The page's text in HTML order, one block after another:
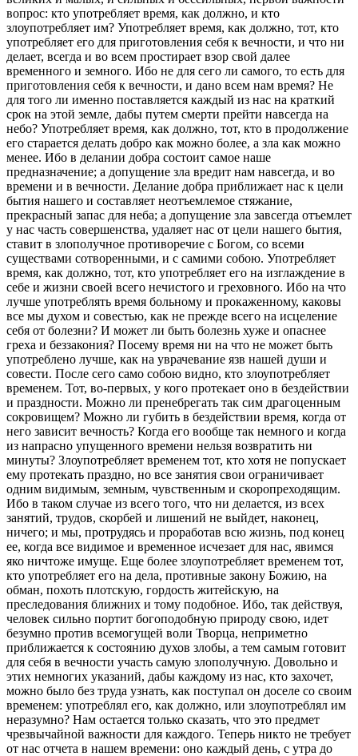
вопрос: кто употребляет время, как должно, и кто
злоупотребляет им? Употребляет время, как должно, тот, кто
употребляет его для приготовления себя к вечности, и что ни
делает, всегда и во всем простирает взор свой далее
временного и земного. Ибо не для сего ли самого, то есть для
приготовления себя к вечности, и дано всем нам время? Не
для того ли именно поставляется каждый из нас на краткий
срок на этой земле, дабы путем смерти прейти навсегда на
небо? Употребляет время, как должно, тот, кто в продолжение
его старается делать добро как можно более, а зла как можно
менее. Ибо в делании добра состоит самое наше
предназначение; а допущение зла вредит нам навсегда, и во
времени и в вечности. Делание добра приближает нас к цели
бытия нашего и составляет неотъемлемое стяжание,
прекрасный запас для неба; а допущение зла завсегда отъемлет
у нас часть совершенства, удаляет нас от цели нашего бытия,
ставит в злополучное противоречие с Богом, со всеми
существами сотворенными, и с самими собою. Употребляет
время, как должно, тот, кто употребляет его на изглаждение в
себе и жизни своей всего нечистого и греховного. Ибо на что
лучше употреблять время больному и прокаженному, каковы
все мы духом и совестью, как не прежде всего на исцеление
себя от болезни? И может ли быть болезнь хуже и опаснее
греха и беззакония? Посему время ни на что не может быть
употреблено лучше, как на уврачевание язв нашей души и
совести. После сего само собою видно, кто злоупотребляет
временем. Тот, во-первых, у кого протекает оно в бездействии
и праздности. Можно ли пренебрегать так сим драгоценным
сокровищем? Можно ли губить в бездействии время, когда от
него зависит вечность? Когда его вообще так немного и когда
из напрасно упущенного времени нельзя возвратить ни
минуты? Злоупотребляет временем тот, кто хотя не попускает
ему протекать праздно, но все занятия свои ограничивает
одним видимым, земным, чувственным и скоропреходящим.
Ибо в таком случае из всего того, что ни делается, из всех
занятий, трудов, скорбей и лишений не выйдет, наконец,
ничего; и мы, протрудясь и проработав всю жизнь, под конец
ее, когда все видимое и временное исчезает для нас, явимся
яко ничтоже имуще. Еще более злоупотребляет временем тот,
кто употребляет его на дела, противные закону Божию, на
обман, похоть плотскую, гордость житейскую, на
преследования ближних и тому подобное. Ибо, так действуя,
человек сильно портит богоподобную природу свою, идет
безумно против всемогущей воли Творца, неприметно
приближается к состоянию духов злобы, а тем самым готовит
для себя в вечности участь самую злополучную. Довольно и
этих немногих указаний, дабы каждому из нас, кто захочет,
можно было без труда узнать, как поступал он доселе со своим
временем: употреблял его, как должно, или злоупотреблял им
неразумно? Нам остается только сказать, что это предмет
чрезвычайной важности для каждого. Теперь никто не требует
от нас отчета в нашем времени: оно каждый день, с утра до